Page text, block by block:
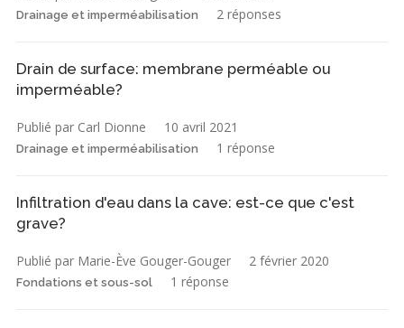
Drainage et imperméabilisation 2 réponses
Drain de surface: membrane perméable ou
imperméable?
Publié par Carl Dionne 10 avril 2021
Drainage et imperméabilisation 1 réponse
Infiltration d'eau dans la cave: est-ce que c'est
grave?
Publié par Marie-Ève Gouger-Gouger 2 février 2020
Fondations et sous-sol 1 réponse